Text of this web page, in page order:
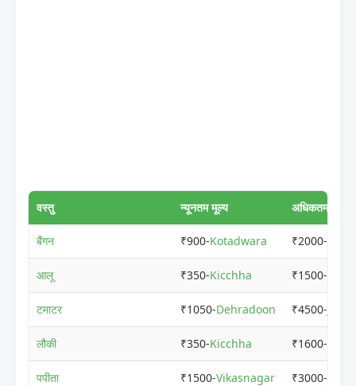
वस्तु न्यूनतम मूल्य अधिकतम मूल्य
बैंगन ₹900-Kotadwara ₹2000-
आलू ₹350-Kicchha ₹1500-
टमाटर ₹1050-Dehradoon ₹4500-
लौकी ₹350-Kicchha ₹1600-
पपीता ₹1500-Vikasnagar ₹3000-